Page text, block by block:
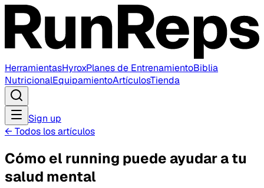
HerramientasHyroxPlanes de EntrenamientoBiblia
NutricionalEquipamientoArtículosTienda
Sign up
← Todos los artículos
Cómo el running puede ayudar a tu
salud mental